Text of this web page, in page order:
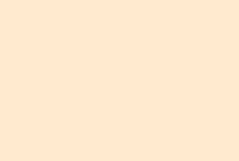
nghệ tuyển